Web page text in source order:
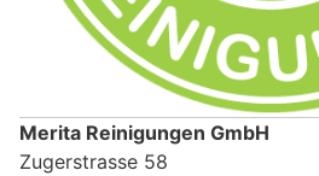
Merita Reinigungen GmbH
Zugerstrasse 58